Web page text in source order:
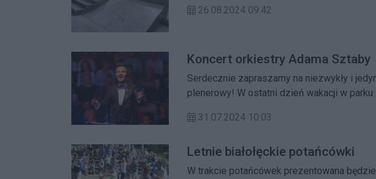
26.08.2024 09:42
Koncert orkiestry Adama Sztaby
Serdecznie zapraszamy na niezwykły i
plenerowy! W ostatni dzień wakacji w
31.07.2024 10:03
Letnie białołęckie potańcówki
W trakcie potańcówek prezentowana